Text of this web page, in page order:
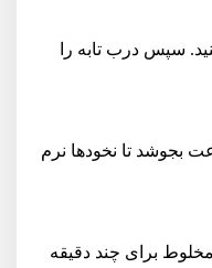
سپس درب تابه را
بجوشد تا نخودها نرم
برای چند دقیقه